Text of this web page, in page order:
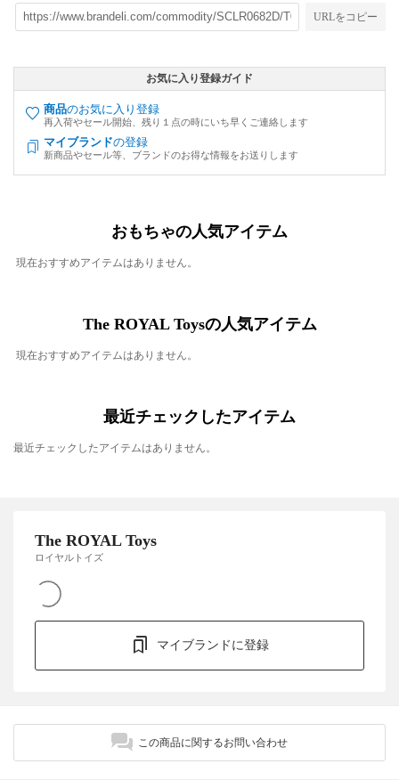
URLをコピー
お気に入り登録ガイド
商品のお気に入り登録
再入荷やセール開始、残り１点の時にいち早くご連絡します
マイブランドの登録
新商品やセール等、ブランドのお得な情報をお送りします
おもちゃの人気アイテム
現在おすすめアイテムはありません。
The ROYAL Toysの人気アイテム
現在おすすめアイテムはありません。
最近チェックしたアイテム
最近チェックしたアイテムはありません。
The ROYAL Toys
ロイヤルトイズ
マイブランドに登録
この商品に関するお問い合わせ